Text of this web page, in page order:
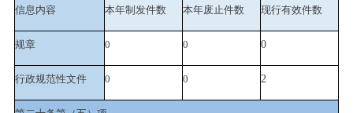
信息内容 本年制发件数 本年废止件数 现行有效件数
规章 0 0 0
行政规范性文件 0 0 2